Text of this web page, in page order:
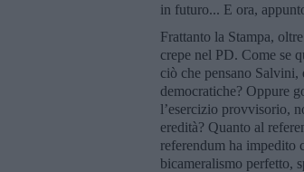
in futuro... E ora,
Frattanto la Stampa,
crepe nel PD. Come se
ciò che pensano Salvini,
democratiche? Oppure
l’esercizio provvisorio,
eredità? Quanto al
referendum ha impedito
bicameralismo perfetto,